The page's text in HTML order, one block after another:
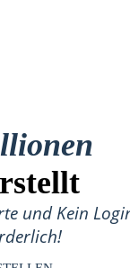
und Kein